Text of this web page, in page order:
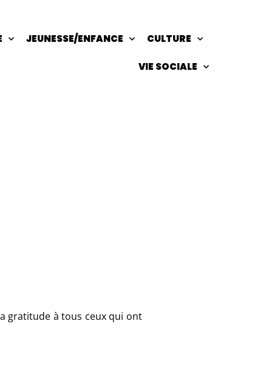
JEUNESSE/ENFANCE CULTURE
VIE SOCIALE
gratitude à tous ceux qui ont